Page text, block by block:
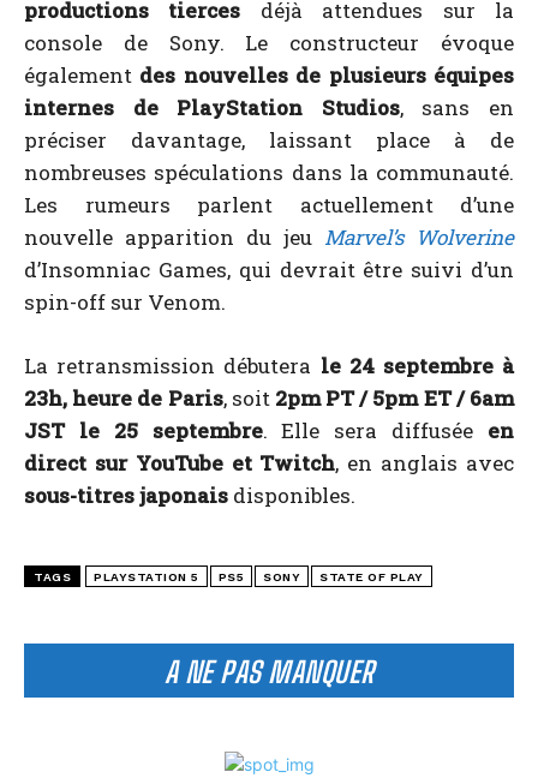
A NE PAS MANQUER
productions tierces déjà attendues sur la
console de Sony. Le constructeur évoque
également des nouvelles de plusieurs équipes
internes de PlayStation Studios, sans en
préciser davantage, laissant place à de
nombreuses spéculations dans la communauté.
Les rumeurs parlent actuellement d’une
nouvelle apparition du jeu Marvel’s Wolverine
d’Insomniac Games, qui devrait être suivi d’un
spin-off sur Venom.
La retransmission débutera le 24 septembre à
23h, heure de Paris, soit 2pm PT / 5pm ET / 6am
JST le 25 septembre. Elle sera diffusée en
direct sur YouTube et Twitch, en anglais avec
sous-titres japonais disponibles.
TAGS PLAYSTATION 5 PS5 SONY STATE OF PLAY